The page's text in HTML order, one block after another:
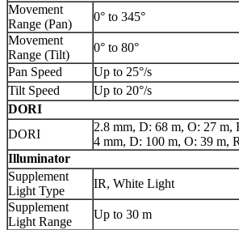
Movement
Range (Pan)
0° to 345°
Movement
Range (Tilt)
0° to 80°
Pan Speed
Up to 25°/s
Tilt Speed
Up to 20°/s
DORI
DORI
2.8 mm, D: 68 m, O: 27 m,
4 mm, D: 100 m, O: 39 m,
Illuminator
Supplement
Light Type
IR, White Light
Supplement
Light Range
Up to 30 m